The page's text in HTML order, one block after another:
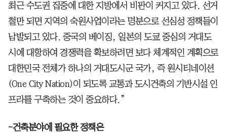
최근 수도권 집중에 대한 지방에서 비판이 커지고 있다. 선거
철만 되면 지역의 숙원사업이라는 명분으로 선심성 정책들이
남발되고 있다. 중국의 베이징, 일본의 도쿄 중심의 거대도
시에 대항하여 경쟁력을 확보하려면 보다 체계적인 계획으로
대한민국 전체가 하나의 거대도시군 국가, 즉 원시티네이션
(One City Nation)이 되도록 교통과 도시건축의 기반시설 인
프라를 구축하는 것이 중요하다.”
-건축분야에 필요한 정책은